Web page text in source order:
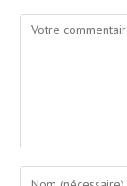
Comment
Enter